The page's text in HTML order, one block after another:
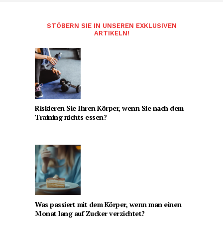
STÖBERN SIE IN UNSEREN EXKLUSIVEN
ARTIKELN!
Riskieren Sie Ihren Körper, wenn Sie nach dem
Training nichts essen?
Was passiert mit dem Körper, wenn man einen
Monat lang auf Zucker verzichtet?